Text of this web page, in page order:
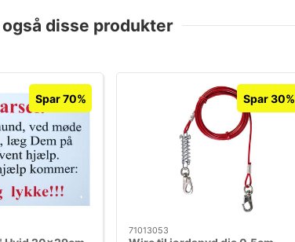
disse produkter
Spar 70% Spar 30%
71013053